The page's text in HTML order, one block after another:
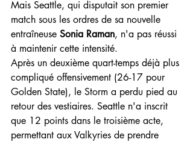
Mais Seattle, qui disputait son premier
match sous les ordres de sa nouvelle
entraîneuse Sonia Raman, n'a pas réussi
à maintenir cette intensité.
Après un deuxième quart-temps déjà plus
compliqué offensivement (26-17 pour
Golden State), le Storm a perdu pied au
retour des vestiaires. Seattle n'a inscrit
que 12 points dans le troisième acte,
permettant aux Valkyries de prendre